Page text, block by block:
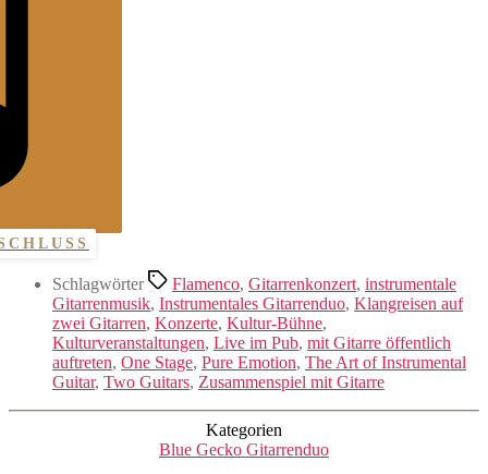
Schlagwörter Flamenco, Gitarrenkonzert, instrumentale
Gitarrenmusik, Instrumentales Gitarrenduo, Klangreisen auf
zwei Gitarren, Konzerte, Kultur-Bühne,
Kulturveranstaltungen, Live im Pub, mit Gitarre öffentlich
auftreten, One Stage, Pure Emotion, The Art of Instrumental
Guitar, Two Guitars, Zusammenspiel mit Gitarre
Kategorien
Blue Gecko Gitarrenduo